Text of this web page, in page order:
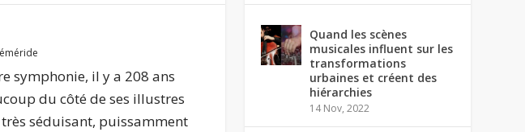
symphonie, il y a 208 ans
du côté de ses illustres
séduisant, puissamment
Quand les scènes
musicales influent sur les
transformations
urbaines et créent des
hiérarchies
14 Nov, 2022